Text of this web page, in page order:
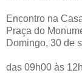
Encontro na
Praça do
Domingo, 30 de
das 09h00 às